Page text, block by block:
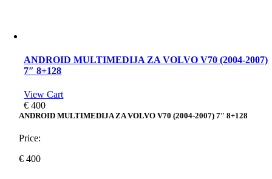
ANDROID MULTIMEDIJA ZA VOLVO V70 (2004-2007)
7″ 8+128
View Cart
€ 400
ANDROID MULTIMEDIJA ZA VOLVO V70 (2004-2007) 7″ 8+128
Price:
€ 400